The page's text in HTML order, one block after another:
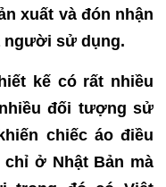
xuất và đón nhận
người sử dụng.
kế có rất nhiều
đối tượng sử
chiếc áo điều
ở Nhật Bản mà